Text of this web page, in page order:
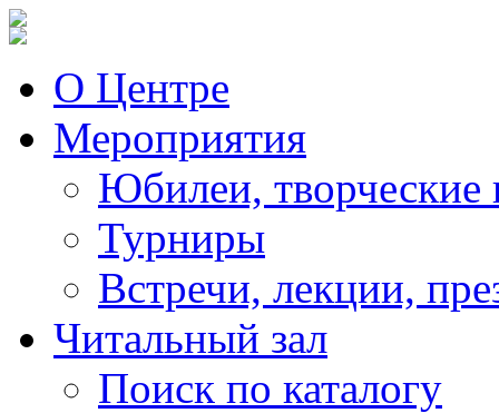
О Центре
Мероприятия
Юбилеи, творческие
Турниры
Встречи, лекции,
Читальный зал
Поиск по каталогу